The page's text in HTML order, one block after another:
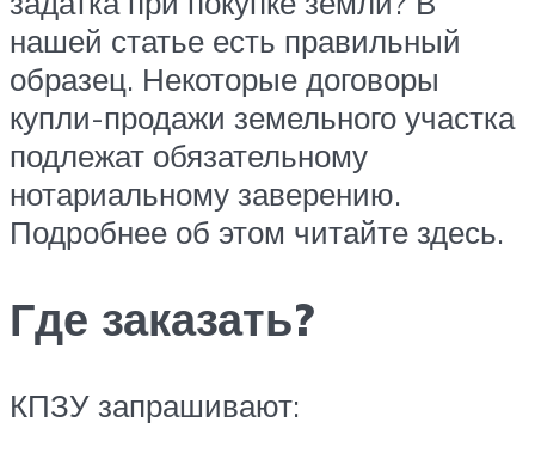
нашей статье есть правильный
образец. Некоторые договоры
купли-продажи земельного участка
подлежат обязательному
нотариальному заверению.
Подробнее об этом читайте здесь.
Где заказать?
КПЗУ запрашивают: